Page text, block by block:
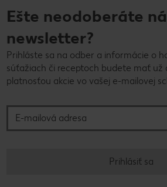
Ešte neodoberáte
newsletter?
Prihláste sa na odber a informácie o
súťažiach či receptoch budete mať už
platnosťou akcie vo vašej e-mailovej
Prihlásiť sa